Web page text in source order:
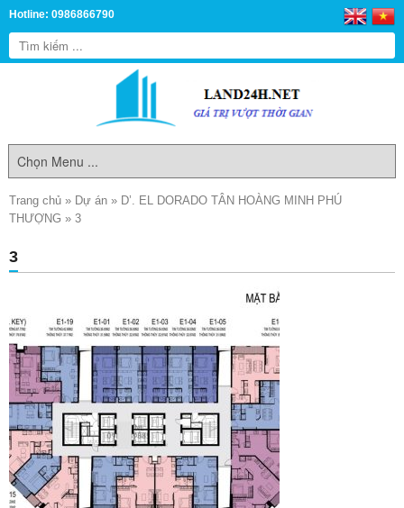
Hotline: 0986866790
Trang chủ » Dự án » D’. EL DORADO TÂN HOÀNG MINH PHÚ
THƯỢNG » 3
3